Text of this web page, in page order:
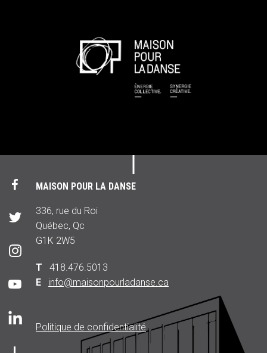
MAISON POUR LA DANSE
336, rue du Roi
Québec, Qc
G1K 2W5
T 418.476.5013
E
info@maisonpourladanse.ca
Politique de confidentialité